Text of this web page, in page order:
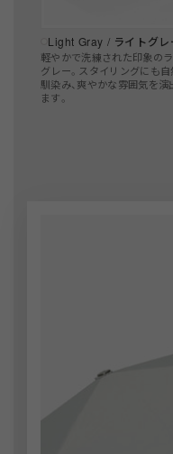
Light Gray / ライトグレ
軽やかで洗練された印象の
グレー。スタイリングにも自
馴染み、爽やかな雰囲気を演
ます。